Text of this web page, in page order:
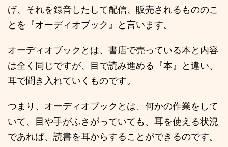
げ、それを録音したして配信、販売されるもののこ
とを『オーディオブック』と言います。
オーディオブックとは、書店で売っている本と内容
は全く同じですが、目で読み進める『本』と違い、
耳で聞き入れていくものです。
つまり、オーディオブックとは、何かの作業をして
いて、目や手がふさがっていても、耳を使える状況
であれば、読書を耳からすることができるのです。